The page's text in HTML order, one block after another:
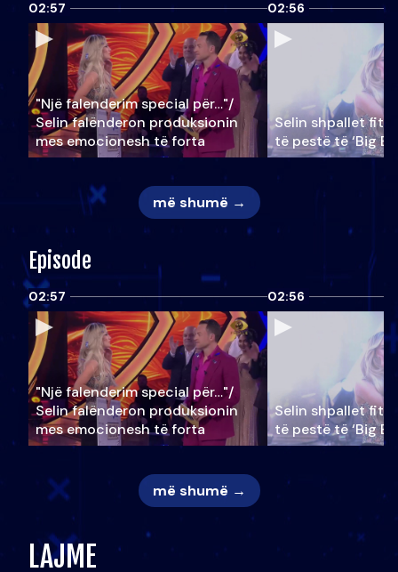
02:57
"Një falenderim special për…"/
Selin falënderon produksionin
mes emocionesh të forta
02:56
Selin shpallet
të pestë të ‘Big
më shumë →
Episode
02:57
"Një falenderim special për…"/
Selin falënderon produksionin
mes emocionesh të forta
02:56
Selin shpallet
të pestë të ‘Big
më shumë →
LAJME